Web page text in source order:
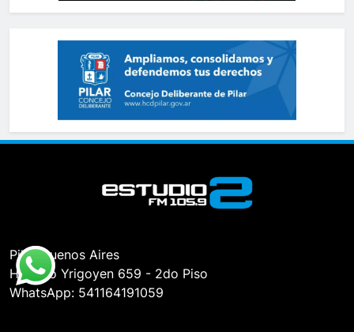
Pilar, Buenos Aires
Hipólito Yrigoyen 659 - 2do Piso
WhatsApp: 541164191059